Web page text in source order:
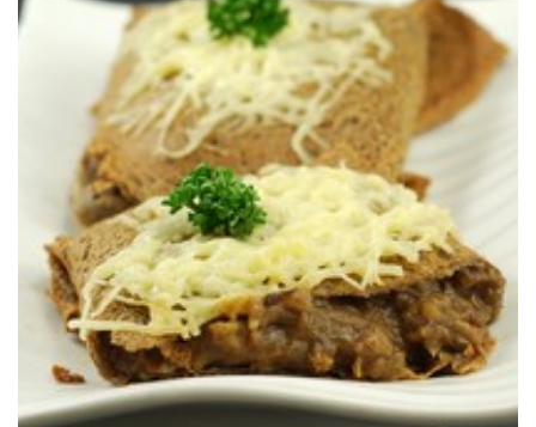
GALETTE DE TRIGO SARRACENO
RELLENA CON SETAS (sin gluten)
Unos creps de trigo sarraceno rellenos unas setas del bosque en una
rica salsa el estilo bechamel. Una cena de lujo.